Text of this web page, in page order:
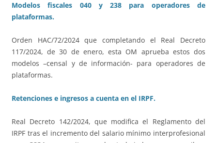
Modelos fiscales 040 y 238 para operadores de
plataformas.
Orden HAC/72/2024 que completando el Real Decreto
117/2024, de 30 de enero, esta OM aprueba estos dos
modelos –censal y de información- para operadores de
plataformas.
Retenciones e ingresos a cuenta en el IRPF.
Real Decreto 142/2024, que modifica el Reglamento del
IRPF tras el incremento del salario mínimo interprofesional